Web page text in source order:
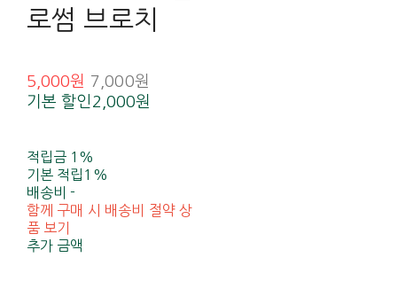
로썸 브로치
5,000원 7,000원
기본 할인 2,000원
적립금 1%
기본 적립 1%
배송비-
함께 구매 시 배송비 절약 상
품 보기
추가 금액